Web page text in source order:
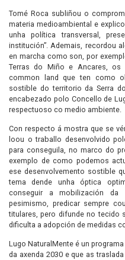
Tomé Roca subliñou o
materia medioambiental e
unha política transversal,
institución”. Ademais, recordou
en marcha como son, por
Terras do Miño e Ancares,
common land que ten como
sostible do territorio da Serra
encabezado polo Concello de
respectuoso co medio ambiente.
Con respecto á mostra que se
loou o traballo desenvolvido
para conseguila, no marco do
exemplo de como podemos
ese desenvolvemento sostible
tema dende unha óptica
conseguir a mobilización da
pesimismo, predicar sempre
titulares, pero difunde no tecido
dificulta a adopción de medidas
Lugo NaturalMente é un
da axenda 2030 e que as